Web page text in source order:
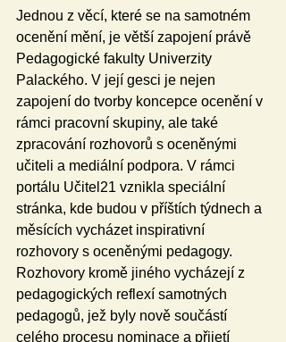
Jednou z věcí, které se na samotném
ocenění mění, je větší zapojení právě
Pedagogické fakulty Univerzity
Palackého. V její gesci je nejen
zapojení do tvorby koncepce ocenění v
rámci pracovní skupiny, ale také
zpracování rozhovorů s oceněnými
učiteli a mediální podpora. V rámci
portálu Učitel21 vznikla speciální
stránka, kde budou v příštích týdnech a
měsících vycházet inspirativní
rozhovory s oceněnými pedagogy.
Rozhovory kromě jiného vycházejí z
pedagogických reflexí samotných
pedagogů, jež byly nově součástí
celého procesu nominace a přijetí